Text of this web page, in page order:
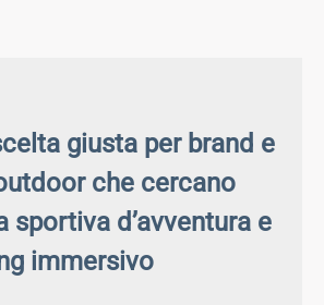
giusta per brand e
che cercano
sportiva d’avventura e
immersivo